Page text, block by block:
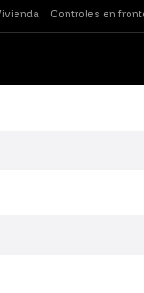
Controles en